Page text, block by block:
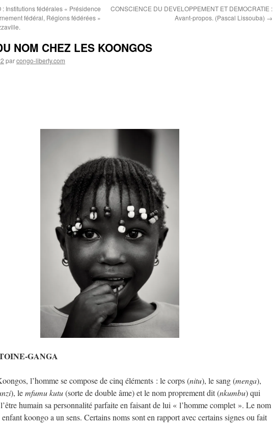
: Institutions fédérales « Présidence
fédéral, Régions fédérées »
CONSCIENCE DU DEVELOPPEMENT ET DEMOCRATIE :
Avant-propos. (Pascal Lissouba) →
NOM CHEZ LES KOONGOS
parcongo-liberty.com
GANGA
l’homme se compose de cinq éléments : le corps (nitu), le sang (menga),
), lemfumu kutu(sorte de double âme) et le nom proprement dit (nkumbu) qui
humain sa personnalité parfaite en faisant de lui « l’homme complet ». Le nom
koongo a un sens. Certains noms sont en rapport avec certains signes ou fait